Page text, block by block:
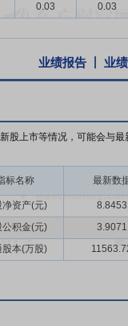
0.03 0.03
业绩报告 业
股上市等情况，可能会与最
标名称 最新数
净资产(元)
8.8453
公积金(元)
3.9071
股本(万股)